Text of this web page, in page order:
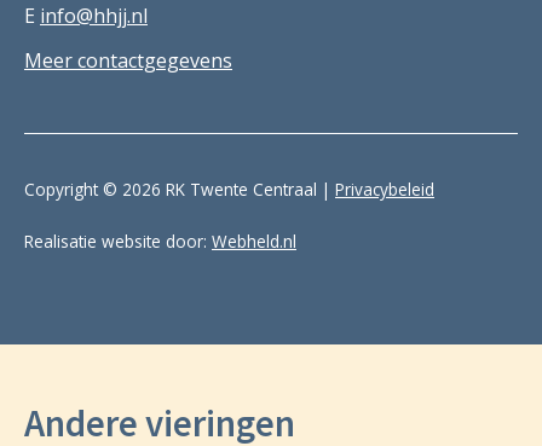
E info@hhjj.nl
Meer contactgegevens
Copyright © 2026 RK Twente Centraal | Privacybeleid
Realisatie website door: Webheld.nl
Andere vieringen